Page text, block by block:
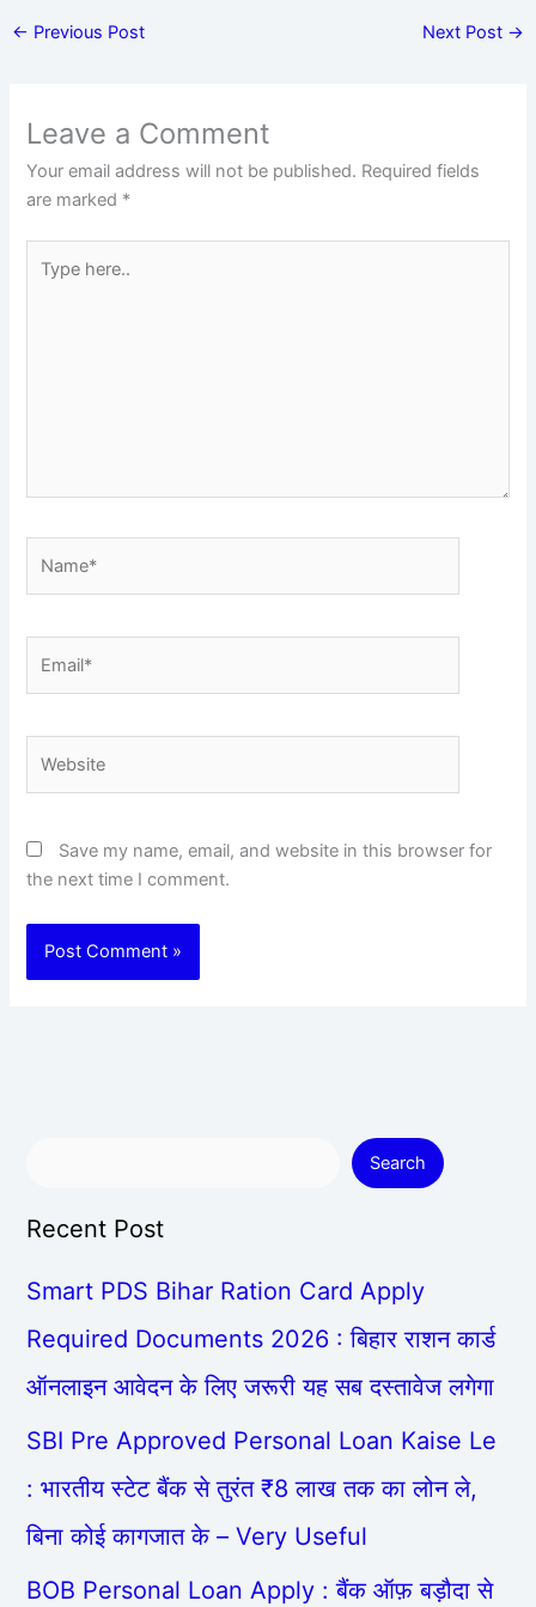
← Previous Post Next Post →
Leave a Comment
Your email address will not be published. Required fields
are marked *
here..
Save my name, email, and website in this browser for
the next time I comment.
Search
Recent Post
Smart PDS Bihar Ration Card Apply
Required Documents 2026 : बिहार राशन कार्ड
ऑनलाइन आवेदन के लिए जरूरी यह सब दस्तावेज लगेगा
SBI Pre Approved Personal Loan Kaise Le
: भारतीय स्टेट बैंक से तुरंत ₹8 लाख तक का लोन ले,
बिना कोई कागजात के – Very Useful
BOB Personal Loan Apply : बैंक ऑफ़ बड़ौदा से